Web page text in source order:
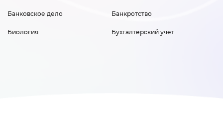
Банковское дело Банкротство
Биология Бухгалтерский учет